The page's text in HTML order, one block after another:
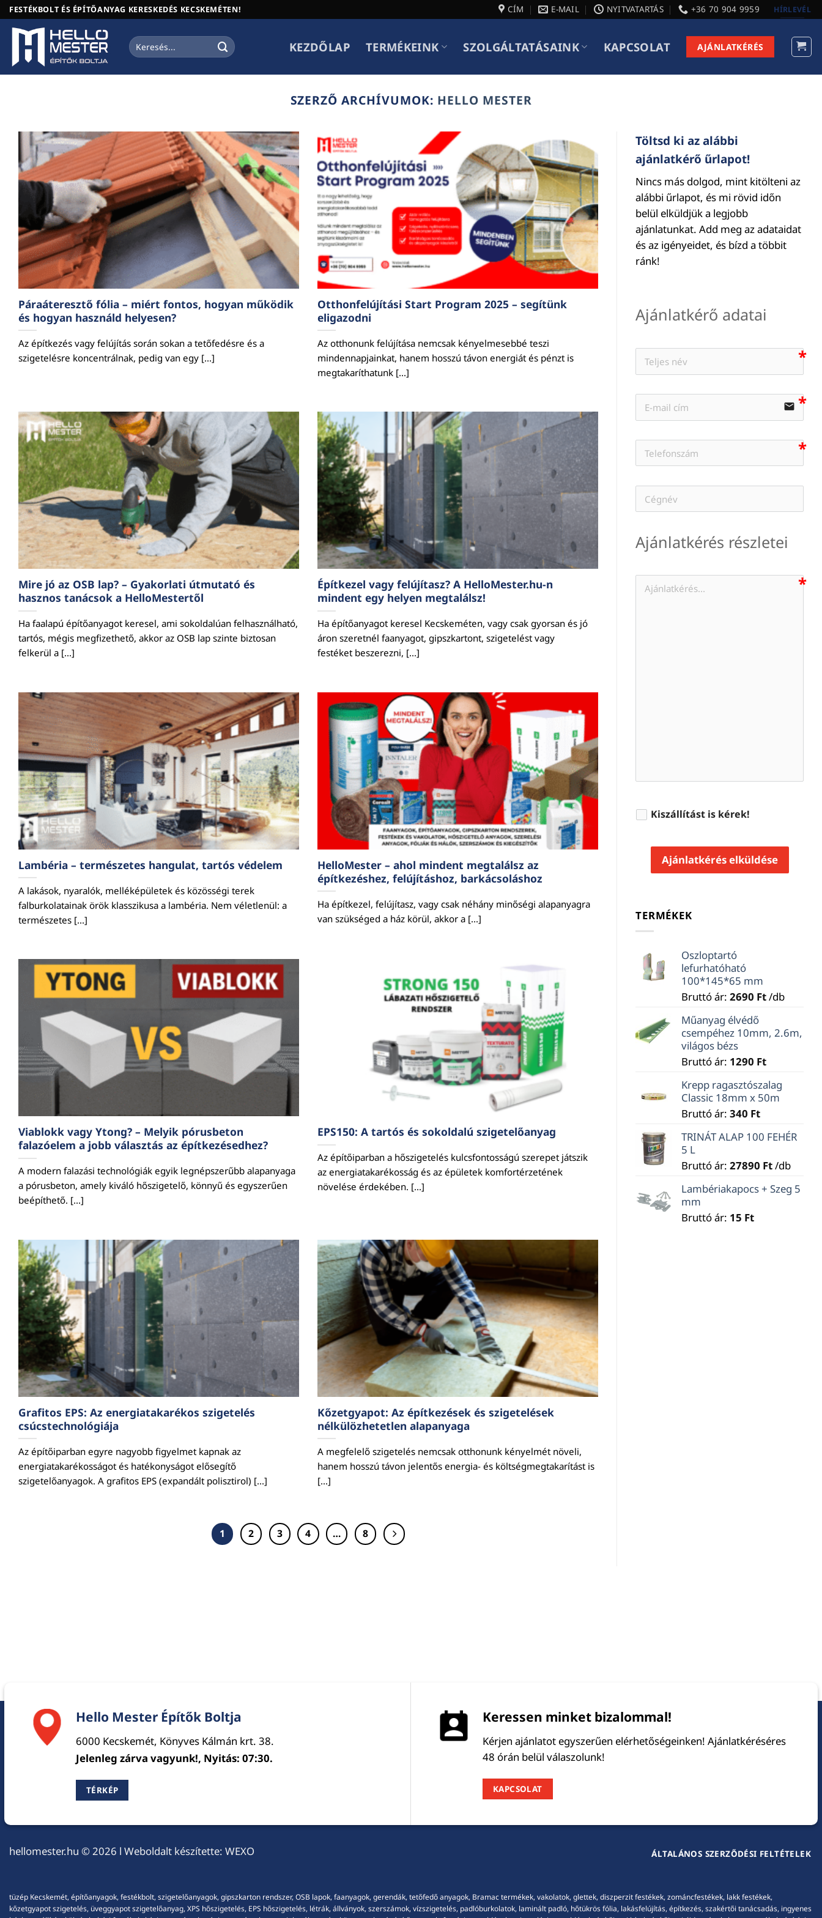
Skip
to
content
FESTÉKBOLT ÉS ÉPÍTŐANYAG KERESKEDÉS KECSKEMÉTEN! CÍM E-MAIL NYITVATARTÁS +36 70 904 9959 HÍRLEVÉL
Keresés
a
KEZDŐLAP TERMÉKEINK SZOLGÁLTATÁSAINK KAPCSOLAT AJÁNLATKÉRÉS
SZERZŐ ARCHÍVUMOK: HELLO MESTER
Páraáteresztő fólia – miért fontos, hogyan működik
és hogyan használd helyesen?
Az építkezés vagy felújítás során sokan a tetőfedésre és a
szigetelésre koncentrálnak, pedig van egy [...]
Otthonfelújítási Start Program 2025 – segítünk
eligazodni
Az otthonunk felújítása nemcsak kényelmesebbé teszi
mindennapjainkat, hanem hosszú távon energiát és pénzt is
megtakaríthatunk [...]
Mire jó az OSB lap? – Gyakorlati útmutató és
hasznos tanácsok a HelloMestertől
Ha faalapú építőanyagot keresel, ami sokoldalúan felhasználható,
tartós, mégis megfizethető, akkor az OSB lap szinte biztosan
felkerül a [...]
Építkezel vagy felújítasz? A HelloMester.hu-n
mindent egy helyen megtalálsz!
Ha építőanyagot keresel Kecskeméten, vagy csak gyorsan és jó
áron szeretnél faanyagot, gipszkartont, szigetelést vagy
festéket beszerezni, [...]
Lambéria – természetes hangulat, tartós védelem
A lakások, nyaralók, melléképületek és közösségi terek
falburkolatainak örök klasszikusa a lambéria. Nem véletlenül: a
természetes [...]
HelloMester – ahol mindent megtalálsz az
építkezéshez, felújításhoz, barkácsoláshoz
Ha építkezel, felújítasz, vagy csak néhány minőségi alapanyagra
van szükséged a ház körül, akkor a [...]
Viablokk vagy Ytong? – Melyik pórusbeton
falazóelem a jobb választás az építkezésedhez?
A modern falazási technológiák egyik legnépszerűbb alapanyaga
a pórusbeton, amely kiváló hőszigetelő, könnyű és egyszerűen
beépíthető. [...]
EPS150: A tartós és sokoldalú szigetelőanyag
Az építőiparban a hőszigetelés kulcsfontosságú szerepet játszik
az energiatakarékosság és az épületek komfortérzetének
növelése érdekében. [...]
Grafitos EPS: Az energiatakarékos szigetelés
csúcstechnológiája
Az építőiparban egyre nagyobb figyelmet kapnak az
energiatakarékosságot és hatékonyságot elősegítő
szigetelőanyagok. A grafitos EPS (expandált polisztirol) [...]
Kőzetgyapot: Az építkezések és szigetelések
nélkülözhetetlen alapanyaga
A megfelelő szigetelés nemcsak otthonunk kényelmét növeli,
hanem hosszú távon jelentős energia- és költségmegtakarítást is
[...]
1 2 3 4 … 8
Töltsd ki az alábbi
ajánlatkérő űrlapot!
Nincs más dolgod, mint kitölteni az
alábbi űrlapot, és mi rövid időn
belül elküldjük a legjobb
ajánlatunkat. Add meg az adataidat
és az igényeidet, és bízd a többit
ránk!
Ajánlatkérő adatai
email
Ajánlatkérés részletei
Kiszállítást is kérek!
Ajánlatkérés elküldése
TERMÉKEK
Oszloptartó
lefurhatóható
100*145*65 mm
Bruttó ár: 2690 Ft/db
Műanyag élvédő
csempéhez 10mm, 2.6m,
világos bézs
Bruttó ár: 1290 Ft
Krepp ragasztószalag
Classic 18mm x 50m
Bruttó ár: 340 Ft
TRINÁT ALAP 100 FEHÉR
5 L
Bruttó ár: 27890 Ft/db
Lambériakapocs + Szeg 5
mm
Bruttó ár: 15 Ft
Hello Mester Építők Boltja
6000 Kecskemét, Könyves Kálmán krt. 38.
Jelenleg zárva vagyunk!, Nyitás: 07:30.
TÉRKÉP
Keressen minket bizalommal!
Kérjen ajánlatot egyszerűen elérhetőségeinken! Ajánlatkéréséres
48 órán belül válaszolunk!
KAPCSOLAT
hellomester.hu © 2026 l Weboldalt készítette: WEXO ÁLTALÁNOS SZERZŐDÉSI FELTÉTELEK
tüzép Kecskemét, építőanyagok, festékbolt, szigetelőanyagok, gipszkarton rendszer, OSB lapok, faanyagok, gerendák, tetőfedő anyagok, Bramac termékek, vakolatok, glettek, diszperzit festékek, zománcfestékek, lakk festékek,
kőzetgyapot szigetelés, üveggyapot szigetelőanyag, XPS hőszigetelés, EPS hőszigetelés, létrák, állványok, szerszámok, vízszigetelés, padlóburkolatok, laminált padló, hőtükrös fólia, lakásfelújítás, építkezés, szakértői tanácsadás, ingyenes